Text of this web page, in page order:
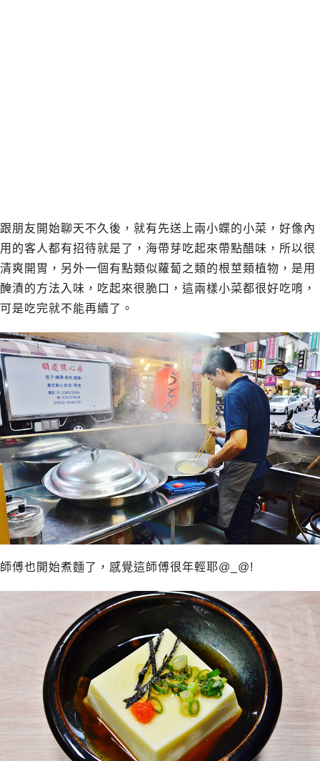
跟朋友開始聊天不久後，就有先送上兩小蝶的小菜，好像內
用的客人都有招待就是了，海帶芽吃起來帶點醋味，所以很
清爽開胃，另外一個有點類似蘿蔔之類的根莖類植物，是用
醃漬的方法入味，吃起來很脆口，這兩樣小菜都很好吃唷，
可是吃完就不能再續了。
師傅也開始煮麵了，感覺這師傅很年輕耶@_@!